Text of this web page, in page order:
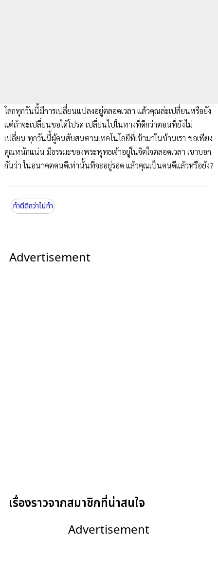
โลกทุกวันนี้มีการเปลี่ยนแปลงอยู่ตลอดเวลา แล้วคุณล่ะเปลี่ยนหรือยัง
แต่ถ้าจะเปลี่ยนขอได้โปรด เปลี่ยนไปในทางที่ดีกว่าตอนที่ยังไม่
เปลี่ยน ทุกวันนี้ผู้คนสับสนตามเทคโนโลยีที่เข้ามาในบ้านเรา ขอเพียง
คุณหนักแน่น มีธรรมะของพระพุทธเจ้าอยู่ในจิตใจตลอดเวลา เขาบอก
กันว่า ในอนาคตคนดีเท่านั้นที่จะอยู่รอด แล้วคุณเป็นคนดีแล้วหรือยัง?
ทำดีดีกว่าไม่ทำ
Advertisement
เรื่องราวจากสมาชิกที่น่าสนใจ
Advertisement